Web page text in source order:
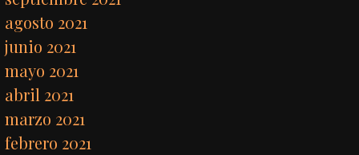
agosto 2021
junio 2021
mayo 2021
abril 2021
marzo 2021
febrero 2021